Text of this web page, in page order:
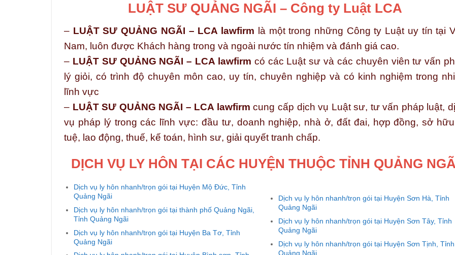
LUẬT SƯ QUẢNG NGÃI – Công ty Luật LCA
– LUẬT SƯ QUẢNG NGÃI – LCA lawfirm là một trong những Công ty Luật uy tín tại
Nam, luôn được Khách hàng trong và ngoài nước tín nhiệm và đánh giá cao.
– LUẬT SƯ QUẢNG NGÃI – LCA lawfirm có các Luật sư và các chuyên viên tư vấn
lý giỏi, có trình độ chuyên môn cao, uy tín, chuyên nghiệp và có kinh nghiệm trong
lĩnh vực
– LUẬT SƯ QUẢNG NGÃI – LCA lawfirm cung cấp dịch vụ Luật sư, tư vấn pháp luật,
vụ pháp lý trong các lĩnh vực: đầu tư, doanh nghiệp, nhà ở, đất đai, hợp đồng, sở
tuệ, lao động, thuế, kế toán, hình sư, giải quyết tranh chấp.
DỊCH VỤ LY HÔN TẠI CÁC HUYỆN THUỘC TỈNH QUẢNG
Dịch vụ ly hôn nhanh/trọn gói tại Huyện Mộ Đức, Tỉnh
Quảng Ngãi
Dịch vụ ly hôn nhanh/trọn gói tại thành phố Quảng Ngãi,
Tỉnh Quảng Ngãi
Dịch vụ ly hôn nhanh/trọn gói tại Huyện Ba Tơ, Tỉnh
Quảng Ngãi
Dịch vụ ly hôn nhanh/trọn gói tại Huyện Sơn Hà, Tỉnh
Quảng Ngãi
Dịch vụ ly hôn nhanh/trọn gói tại Huyện Sơn Tây, Tỉnh
Quảng Ngãi
Dịch vụ ly hôn nhanh/trọn gói tại Huyện Sơn Tịnh, Tỉnh
Quảng Ngãi